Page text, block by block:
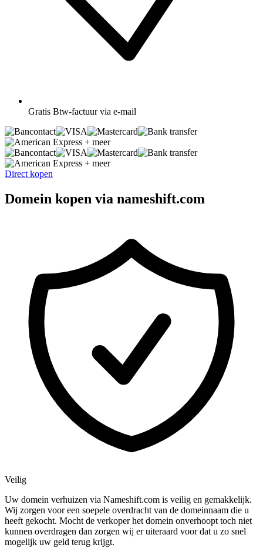
Gratis Btw-factuur via e-mail
+ meer
+ meer
Direct kopen
Domein kopen via nameshift.com
Veilig
Uw domein verhuizen via Nameshift.com is veilig en gemakkelijk.
Wij zorgen voor een soepele overdracht van de domeinnaam die u
heeft gekocht. Mocht de verkoper het domein onverhoopt toch niet
kunnen overdragen dan zorgen wij er uiteraard voor dat u zo snel
mogelijk uw geld terug krijgt.